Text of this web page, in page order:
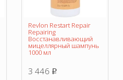
Revlon Restart Repair
Repairing
Восстанавливающий
мицеллярный шампунь
1000 мл
3 446 p